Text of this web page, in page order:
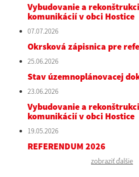
Vybudovanie a
komunikácií v obci Hostice
07.07.2026
Okrsková zápisnica pre
25.06.2026
Stav územnoplánovacej
23.06.2026
Vybudovanie a
komunikácií v obci Hostice
19.05.2026
REFERENDUM 2026
zobraziť ďalšie